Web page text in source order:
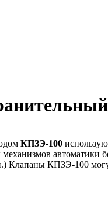
КПЗЭ-100
Клапаны КПЗЭ-100